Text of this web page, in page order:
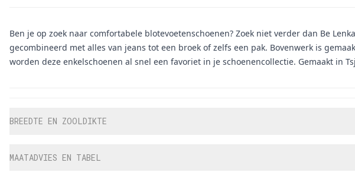
Ben je op zoek naar comfortabele blotevoetenschoenen? Zoek niet verder dan Be
gecombineerd met alles van jeans tot een broek of zelfs een pak. Bovenwerk is
worden deze enkelschoenen al snel een favoriet in je schoenencollectie. Gemaakt in
BREEDTE EN ZOOLDIKTE
MAATADVIES EN TABEL